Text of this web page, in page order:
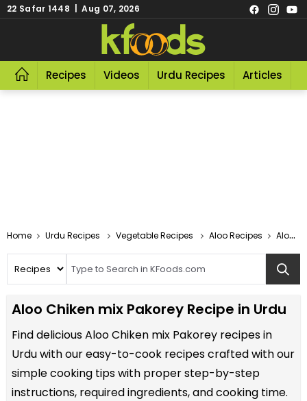
22 Safar 1448 | Aug 07, 2026
Recipes Videos Urdu Recipes Articles
Home Urdu Recipes Vegetable Recipes Aloo Recipes Aloo Chiken Mix Pakorey Recipe In Urdu
Aloo Chiken mix Pakorey Recipe in Urdu
Find delicious Aloo Chiken mix Pakorey recipes in
Urdu with our easy-to-cook recipes crafted with our
simple cooking tips with proper step-by-step
instructions, required ingredients, and cooking time.